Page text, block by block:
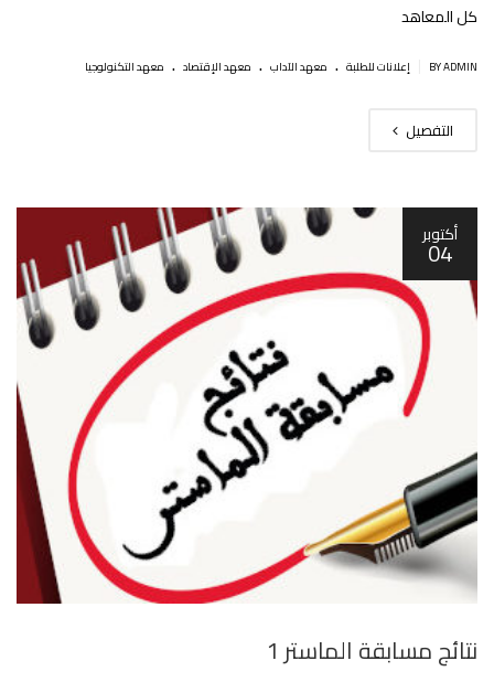
كل المعاهد
BY ADMIN إعلانات للطلبة . معهد الآداب . معهد الإقتصاد . معهد التكنولوجيا
التفصيل
أكتوبر
04
نتائج مسابقة الماستر 1